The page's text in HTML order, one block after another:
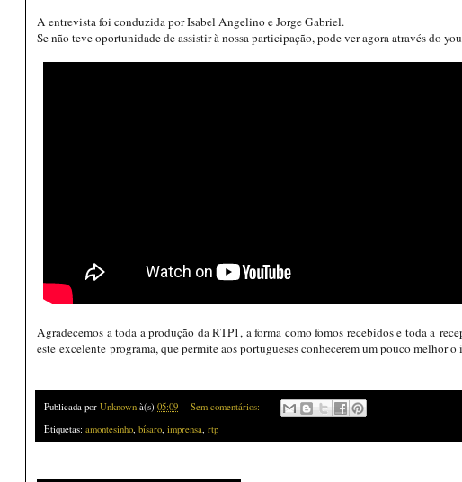
A entrevista foi conduzida por Isabel Angelino e Jorge Gabriel.
Se não teve oportunidade de assistir à nossa participação, pode ver agora através do
Agradecemos a toda a produção da RTP1, a forma como fomos recebidos e toda a
este excelente programa, que permite aos portugueses conhecerem um pouco melhor
Publicada por Unknown à(s) 05:09
Sem comentários:
Etiquetas: amontesinho, bísaro, imprensa, rtp